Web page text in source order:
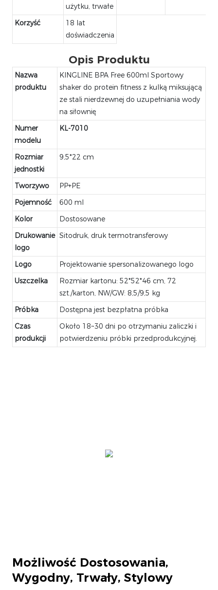
użytku, trwałe
Korzyść
18 lat
doświadczenia
Opis Produktu
Nazwa
produktu
KINGLINE BPA Free 600ml Sportowy
shaker do protein fitness z kulką miksującą
ze stali nierdzewnej do uzupełniania wody
na siłownię
Numer
modelu
KL-7010
Rozmiar
jednostki
9,5*22 cm
Tworzywo
PP+PE
Pojemność
600 ml
Kolor
Dostosowane
Drukowanie
logo
Sitodruk, druk termotransferowy
Logo
Projektowanie spersonalizowanego logo
Uszczelka
Rozmiar kartonu: 52*52*46 cm, 72
szt./karton, NW/GW: 8,5/9,5 kg
Próbka
Dostępna jest bezpłatna próbka
Czas
produkcji
Około 18~30 dni po otrzymaniu zaliczki i
potwierdzeniu próbki przedprodukcyjnej.
Możliwość Dostosowania,
Wygodny, Trwały, Stylowy